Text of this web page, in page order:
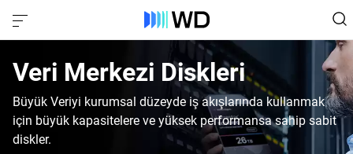
Veri Merkezi Diskleri‎
Büyük Veriyi kurumsal düzeyde iş akışlarında kullanmak
için büyük kapasitelere ve yüksek performansa sahip sabit
diskler.